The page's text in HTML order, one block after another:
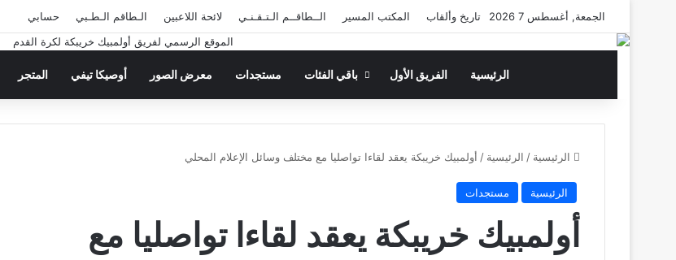
الجمعة, أغسطس 7 2026 تاريخ وألقاب المكتب المسير الــطاقــم الـتـقـنـي لائحة اللاعبين الـطاقم الـطـبي حسابي
الرئيسية الفريق الأول باقي الفئات مستجدات معرض الصور أوصيكا تيفي المتجر
الرئيسية / الرئيسية / أولمبيك خريبكة يعقد لقاءا تواصليا مع مختلف وسائل الإعلام المحلي
الرئيسية مستجدات
أولمبيك خريبكة يعقد لقاءا تواصليا مع